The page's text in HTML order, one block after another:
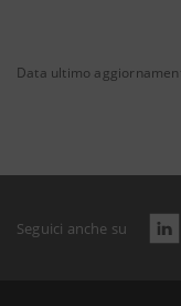
Data ultimo
Seguici anche su